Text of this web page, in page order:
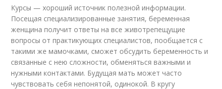
Курсы — хороший источник полезной информации.
Посещая специализированные занятия, беременная
женщина получит ответы на все животрепещущие
вопросы от практикующих специалистов, пообщается с
такими же мамочками, сможет обсудить беременность и
связанные с нею сложности, обменяться важными и
нужными контактами. Будущая мать может часто
чувствовать себя непонятой, одинокой. В кругу